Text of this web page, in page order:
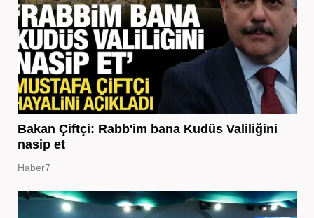
Bakan Çiftçi: Rabb'im bana Kudüs Valiliğini
nasip et
Haber7